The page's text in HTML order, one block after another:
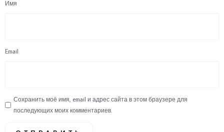
Имя
Email
Сохранить моё имя, email и адрес сайта в этом браузере для
последующих моих комментариев.